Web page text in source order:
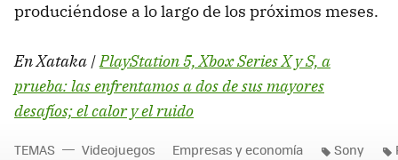
produciéndose a lo largo de los próximos meses.
En Xataka |PlayStation 5, Xbox Series X y S, a
prueba: las enfrentamos a dos de sus mayores
desafíos; el calor y el ruido
TEMAS Videojuegos Empresas y economía Sony